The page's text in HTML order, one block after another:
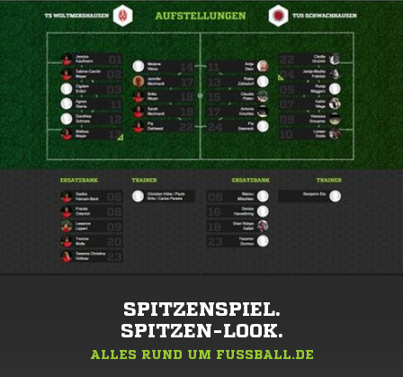
SPITZENSPIEL.
SPITZEN-LOOK.
ALLES RUND UM FUSSBALL.DE